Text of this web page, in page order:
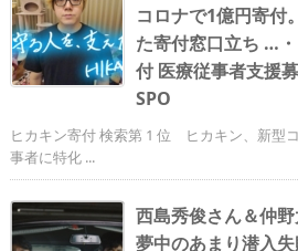
コロナで1億円寄付
た寄付窓口立ち …
付 医療従事者支援
SPO
ヒカキン寄付 検索第 1 位 ヒカキン、新型
事者に特化 ...
西島秀俊さん＆仲
夢中のあまり潜入